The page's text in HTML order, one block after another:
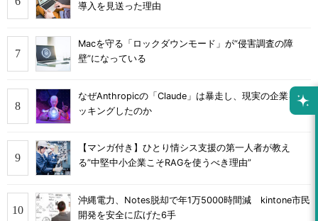
導入を見送った理由
Macを守る「ロックダウンモード」が“侵害調査の障
壁”になっている
なぜAnthropicの「Claude」は暴走し、現実の企業をハ
ッキングしたのか
【マンガ付き】ひとり情シス支援の第一人者が教え
る”中堅中小企業こそRAGを使うべき理由”
沖縄電力、Notes脱却で年1万5000時間減 kintone市民
開発を安全に広げた6手